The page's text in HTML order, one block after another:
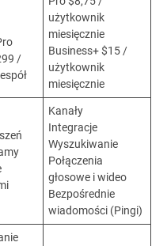
/
użytkownik
miesięcznie
Business+ $15 /
użytkownik
miesięcznie
Kanały
Integracje
Wyszukiwanie
Połączenia
głosowe i wideo
Bezpośrednie
wiadomości (Pingi)